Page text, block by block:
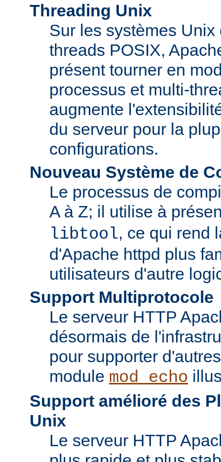
Threading Unix
Sur les systèmes
threads POSIX,
présent tourner en
processus et multi-
augmente
du serveur pour la
configurations.
Nouveau Système de
Le processus de
A à Z; il utilise à
libtool, ce qui rend
d'Apache httpd plus
utilisateurs d'autre
Support Multiprotocole
Le serveur HTTP
désormais de
pour supporter
module mod_echo
Support amélioré des
Unix
Le serveur HTTP